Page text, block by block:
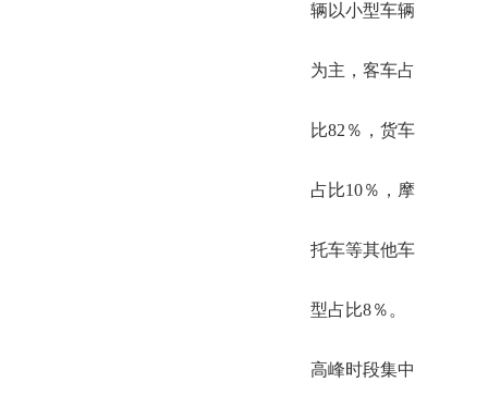
辆以小型车辆
为主，客车占
比82％，货车
占比10％，摩
托车等其他车
型占比8％。
高峰时段集中